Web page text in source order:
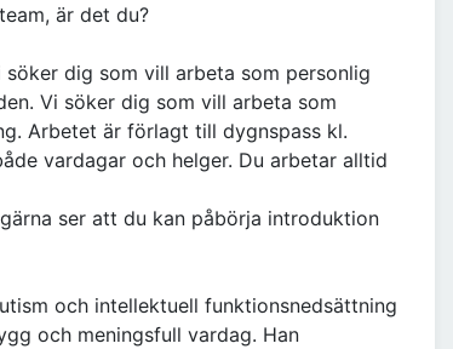
är det du?
dig som vill arbeta som personlig
Vi söker dig som vill arbeta som
Arbetet är förlagt till dygnspass kl.
vardagar och helger. Du arbetar alltid
ser att du kan påbörja introduktion
och intellektuell funktionsnedsättning
och meningsfull vardag. Han